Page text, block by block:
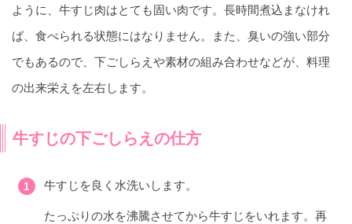
ように、牛すじ肉はとても固い肉です。長時間煮込まなけれ
ば、食べられる状態にはなりません。また、臭いの強い部分
でもあるので、下ごしらえや素材の組み合わせなどが、料理
の出来栄えを左右します。
牛すじの下ごしらえの仕方
牛すじを良く水洗いします。
たっぷりの水を沸騰させてから牛すじをいれます。再